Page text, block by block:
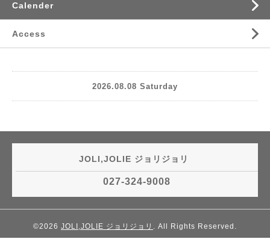
Calender
Access
2026.08.08 Saturday
JOLI,JOLIE ジョリジョリ
027-324-9008
©2026 JOLI,JOLIE ジョリジョリ . All Rights Reserved.